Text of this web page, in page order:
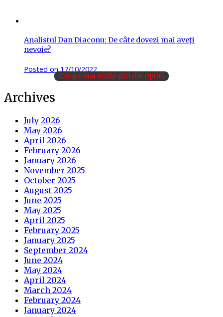
Analistul Dan Diaconu: De câte dovezi mai aveţi
nevoie?
Posted on 17/10/2022
Citește mai multe știri din Opinii
Archives
July 2026
May 2026
April 2026
February 2026
January 2026
November 2025
October 2025
August 2025
June 2025
May 2025
April 2025
February 2025
January 2025
September 2024
June 2024
May 2024
April 2024
March 2024
February 2024
January 2024